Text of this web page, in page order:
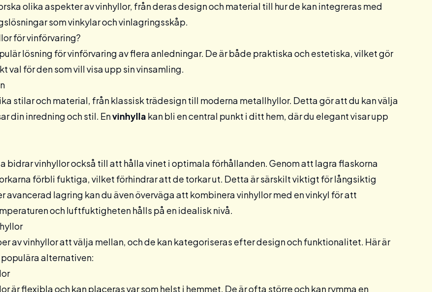
olika aspekter av vinhyllor, från deras design och material till hur de kan integreras med
somvinkylarochvinlagringsskåp.
för vinförvaring?
lösning för vinförvaring av flera anledningar. De är både praktiska och estetiska, vilket gör
val för den som vill visa upp sin vinsamling.
stilar och material, från klassisk trädesign till moderna metallhyllor. Detta gör att du kan välja
din inredning och stil. Envinhylla kan bli en central punkt i ditt hem, där du elegant visar upp
bidrar vinhyllor också till att hålla vinet i optimala förhållanden. Genom att lagra flaskorna
förbli fuktiga, vilket förhindrar att de torkar ut. Detta är särskilt viktigt för långsiktig
avancerad lagring kan du även överväga att kombinera vinhyllor med envinkyl för att
och luftfuktigheten hålls på en idealisk nivå.
av vinhyllor att välja mellan, och de kan kategoriseras efter design och funktionalitet. Här är
alternativen:
är flexibla och kan placeras var som helst i hemmet. De är ofta större och kan rymma en